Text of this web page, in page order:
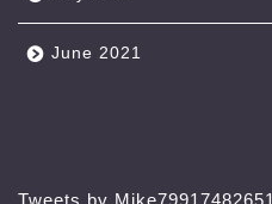
June 2021
Tweets by Mike79917482651